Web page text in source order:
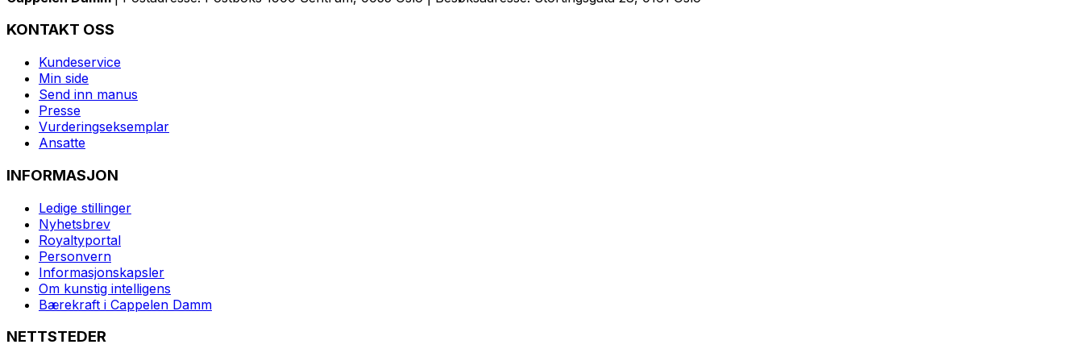
KONTAKT OSS
Kundeservice
Min side
Send inn manus
Presse
Vurderingseksemplar
Ansatte
INFORMASJON
Ledige stillinger
Nyhetsbrev
Royaltyportal
Personvern
Informasjonskapsler
Om kunstig intelligens
Bærekraft i Cappelen Damm
NETTSTEDER